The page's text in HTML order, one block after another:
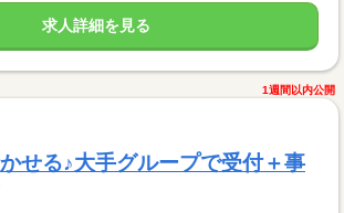
求人詳細を見る
1週間以内公開
せる♪大手グループで受付＋事